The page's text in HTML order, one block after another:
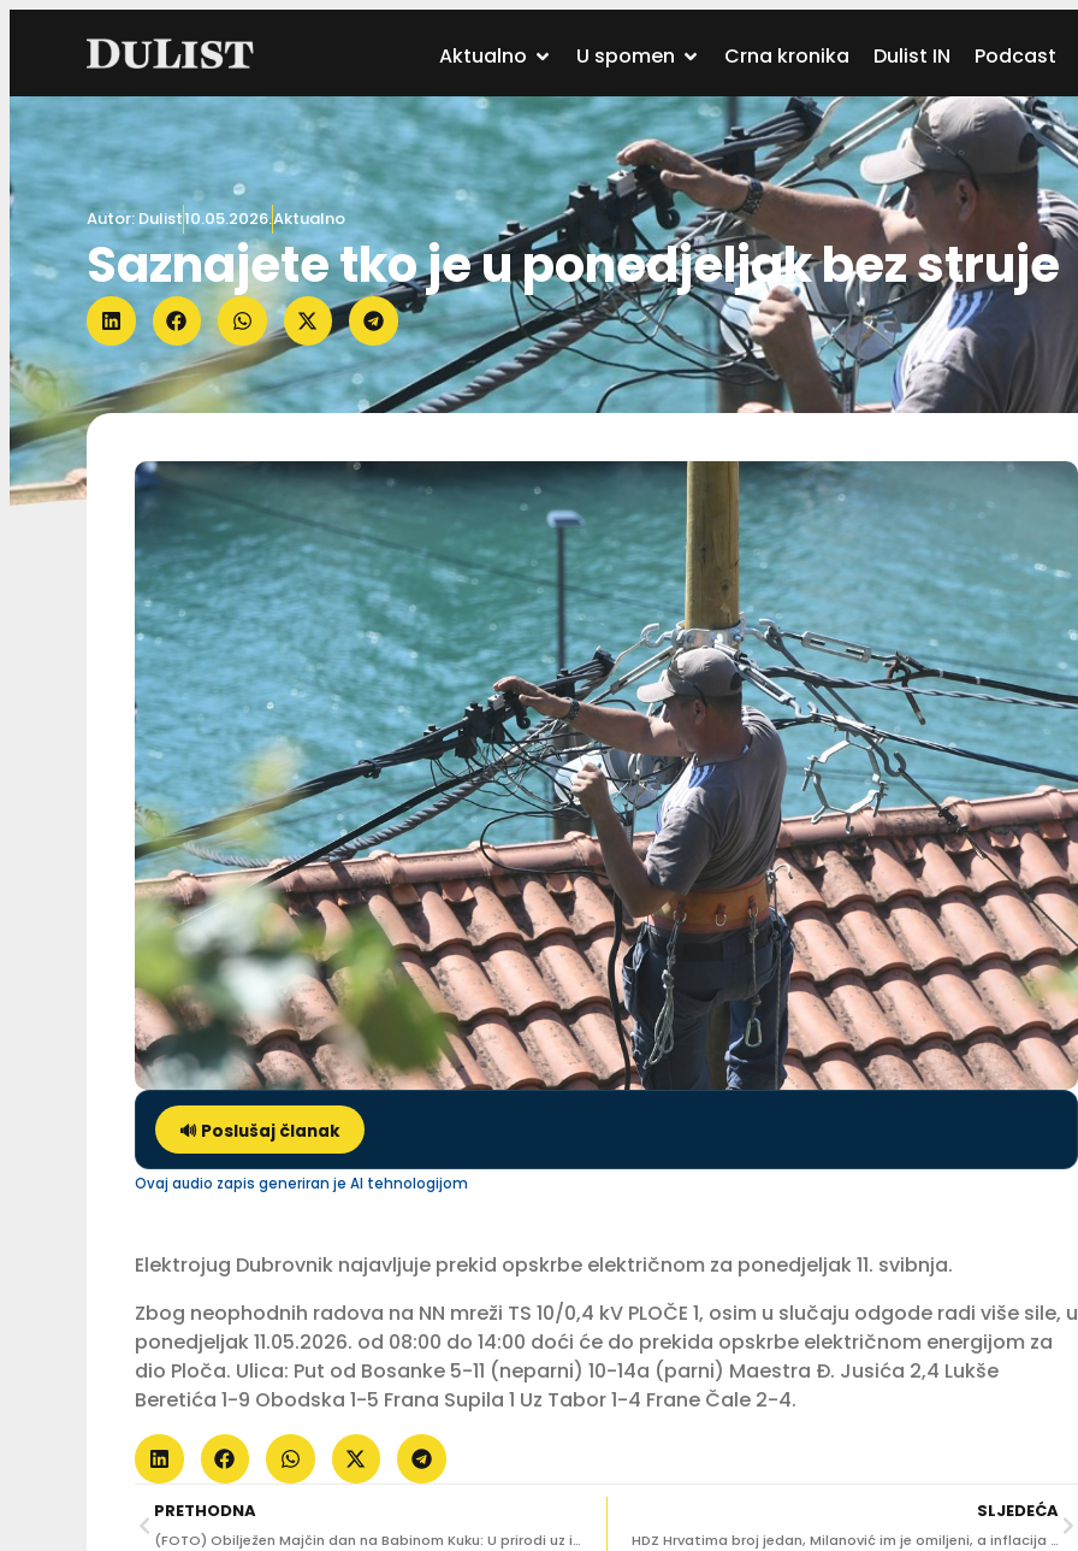
Aktualno U spomen Crna kronika Dulist IN Podcast
Autor:Dulist10.05.2026.Aktualno
Saznajete tko je u ponedjeljak bez struje
🔊 Poslušaj članak
Ovaj audio zapis generiran je AI tehnologijom
Elektrojug Dubrovnik najavljuje prekid opskrbe električnom za ponedjeljak 11. svibnja.
Zbog neophodnih radova na NN mreži TS 10/0,4 kV PLOČE 1, osim u slučaju odgode radi više sile, u
ponedjeljak 11.05.2026. od 08:00 do 14:00 doći će do prekida opskrbe električnom energijom za
dio Ploča. Ulica: Put od Bosanke 5-11 (neparni) 10-14a (parni) Maestra Đ. Jusića 2,4 Lukše
Beretića 1-9 Obodska 1-5 Frana Supila 1 Uz Tabor 1-4 Frane Čale 2-4.
PRETHODNA
(FOTO) Obilježen Majčin dan na Babinom Kuku: U prirodi uz igre, smijeh i sportsku atmosferu
SLJEDEĆA
HDZ Hrvatima broj jedan, Milanović im je omiljeni, a inflacija ih ne brine: Ovo su rezultati CRO Demoskopa